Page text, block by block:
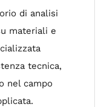
di analisi
materiali e
tecnica,
nel campo